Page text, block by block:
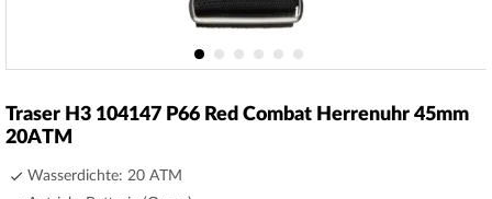
the
beginning
Traser H3 104147 P66 Red Combat Herrenuhr 45mm
20ATM
Wasserdichte: 20 ATM